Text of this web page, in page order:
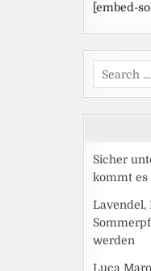
[embed-
Search
for:
Sicher
kommt es
Lavendel,
werden
Luca